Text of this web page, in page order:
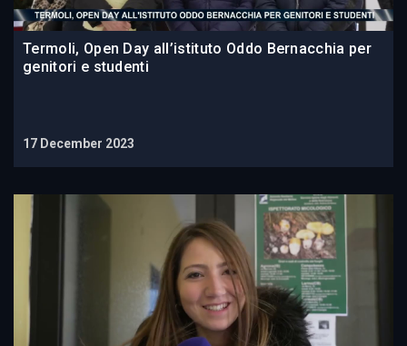
Termoli, Open Day all’istituto Oddo Bernacchia per
genitori e studenti
17 December 2023